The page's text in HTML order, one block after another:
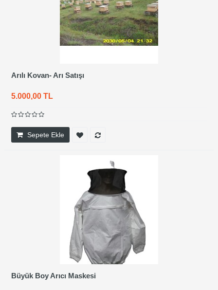
Arılı Kovan- Arı Satışı
5.000,00 TL
Sepete Ekle
Büyük Boy Arıcı Maskesi